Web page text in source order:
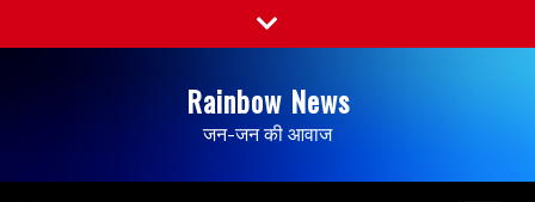
Rainbow News
जन-जन की आवाज